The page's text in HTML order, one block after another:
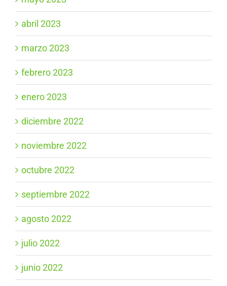
abril 2023
marzo 2023
febrero 2023
enero 2023
diciembre 2022
noviembre 2022
octubre 2022
septiembre 2022
agosto 2022
julio 2022
junio 2022